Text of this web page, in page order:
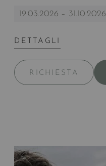
19.03.2026 – 31.10.2026
DETTAGLI
RICHIESTA